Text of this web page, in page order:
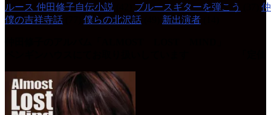
ルース 仲田修子自伝小説
ブルースギターを弾こう
僕の吉祥寺話
僕らの北沢話 新出演者